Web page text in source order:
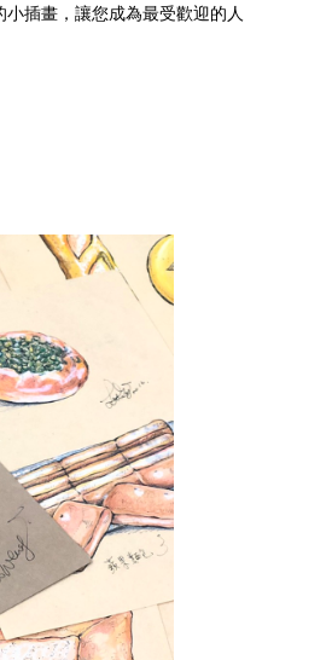
插畫，讓您成為最受歡迎的人